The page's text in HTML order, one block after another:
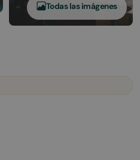
Todas las imágenes